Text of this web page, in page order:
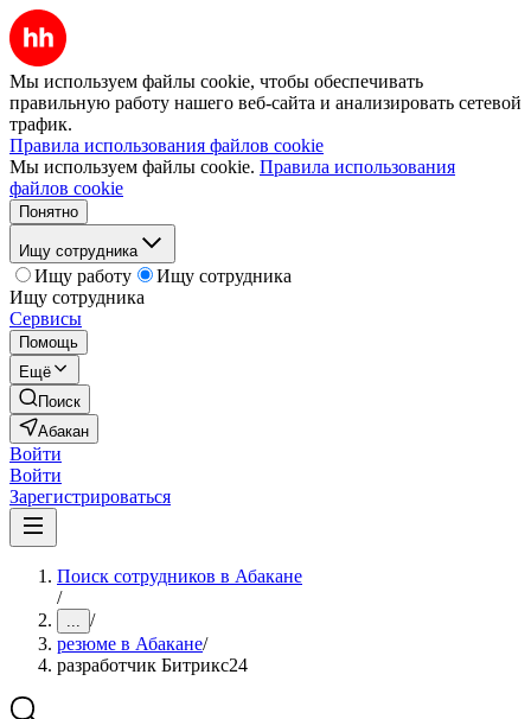
Мы используем файлы cookie, чтобы обеспечивать
правильную работу нашего веб-сайта и анализировать сетевой
трафик.
Правила использования файлов cookie
Мы используем файлы cookie. Правила использования
файлов cookie
Понятно
Ищу сотрудника
Ищу работу
Ищу сотрудника
Ищу сотрудника
Сервисы
Помощь
Ещё
Поиск
Абакан
Войти
Войти
Зарегистрироваться
Поиск сотрудников в Абакане
/
... /
резюме в Абакане/
разработчик Битрикс24